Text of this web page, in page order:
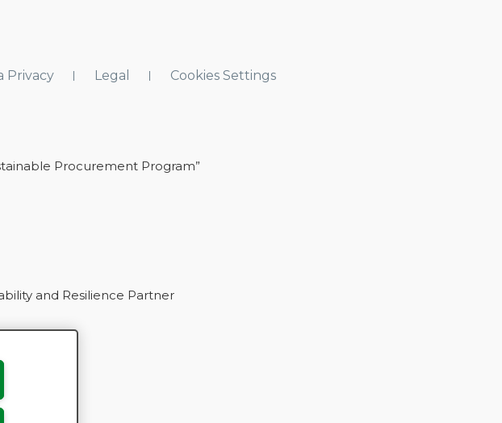
Privacy Legal Cookies Settings
Procurement Program”
and Resilience Partner